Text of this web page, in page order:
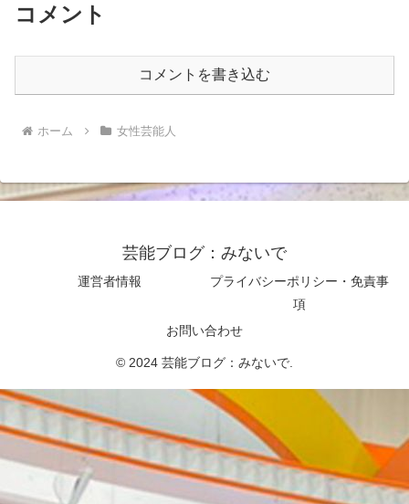
コメント
コメントを書き込む
ホーム 女性芸能人
芸能ブログ：みないで
運営者情報
プライバシーポリシー・免責事
項
お問い合わせ
© 2024 芸能ブログ：みないで.